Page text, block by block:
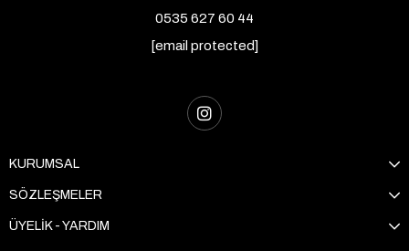
0535 627 60 44
[email protected]
KURUMSAL
SÖZLEŞMELER
ÜYELİK - YARDIM